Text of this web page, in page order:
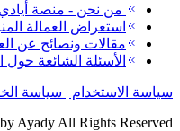
من نحن - منصة أيادي
استعراض العمالة
مقالات ونصائح عن
الأسئلة الشائعة حول
سياسة الاستخدام | سياسة
by Ayady All Rights Reserved